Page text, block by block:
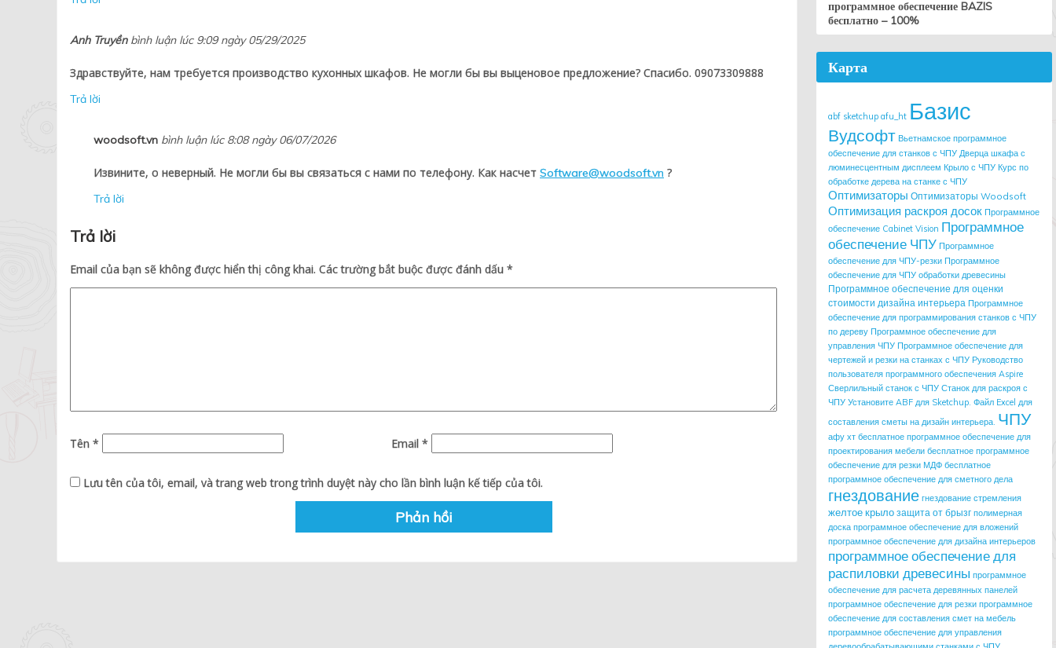
Anh Truyền bình luận lúc 9:09 ngày 05/29/2025
Здравствуйте, нам требуется производство кухонных шкафов. Не могли бы вы выценовое предложение? Спасибо. 09073309888
Trả lời
woodsoft.vn bình luận lúc 8:08 ngày 06/07/2026
Извините, о неверный. Не могли бы вы связаться с нами по телефону. Как насчет Software@woodsoft.vn ?
Trả lời
Trả lời
Email của bạn sẽ không được hiển thị công khai. Các trường bắt buộc được đánh dấu *
Tên * Email *
Lưu tên của tôi, email, và trang web trong trình duyệt này cho lần bình luận kế tiếp của tôi.
программное обеспечение BAZIS
бесплатно – 100%
Карта
abf sketchup afu_ht Базис
Вудсофт Вьетнамское программное
обеспечение для станков с ЧПУ Дверца шкафа с
люминесцентным дисплеем Крыло с ЧПУ Курс по
обработке дерева на станке с ЧПУ
Оптимизаторы Оптимизаторы Woodsoft
Оптимизация раскроя досок Программное
обеспечение Cabinet Vision Программное
обеспечение ЧПУ Программное
обеспечение для ЧПУ-резки Программное
обеспечение для ЧПУ обработки древесины
Программное обеспечение для оценки
стоимости дизайна интерьера Программное
обеспечение для программирования станков с ЧПУ
по дереву Программное обеспечение для
управления ЧПУ Программное обеспечение для
чертежей и резки на станках с ЧПУ Руководство
пользователя программного обеспечения Aspire
Сверлильный станок с ЧПУ Станок для раскроя с
ЧПУ Установите ABF для Sketchup. Файл Excel для
составления сметы на дизайн интерьера. ЧПУ
афу хт бесплатное программное обеспечение для
проектирования мебели бесплатное программное
обеспечение для резки МДФ бесплатное
программное обеспечение для сметного дела
гнездование гнездование стремления
желтое крыло защита от брызг полимерная
доска программное обеспечение для вложений
программное обеспечение для дизайна интерьеров
программное обеспечение для
распиловки древесины программное
обеспечение для расчета деревянных панелей
программное обеспечение для резки программное
обеспечение для составления смет на мебель
программное обеспечение для управления